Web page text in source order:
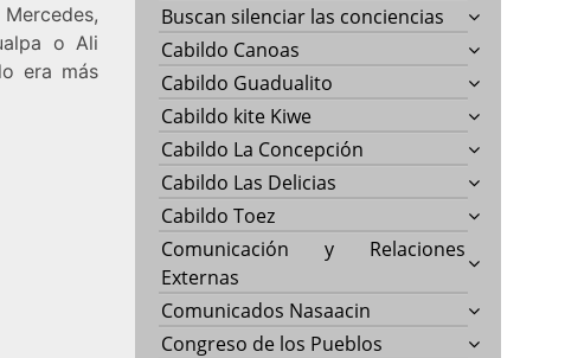
o Ali
era más
Buscan silenciar las conciencias
Cabildo Canoas
Cabildo Guadualito
Cabildo kite Kiwe
Cabildo La Concepción
Cabildo Las Delicias
Cabildo Toez
Comunicación y Relaciones
Externas
Comunicados Nasaacin
Congreso de los Pueblos